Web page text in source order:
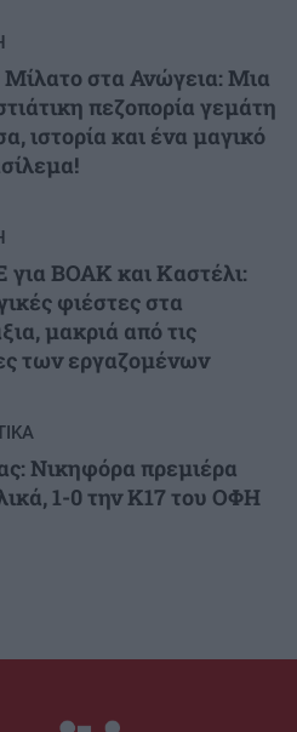
στα Ανώγεια: Μια
πεζοπορία γεμάτη
ιστορία και ένα μαγικό
ΒΟΑΚ και Καστέλι:
φιέστες στα
μακριά από τις
των εργαζομένων
Νικηφόρα πρεμιέρα
1-0 την Κ17 του ΟΦΗ